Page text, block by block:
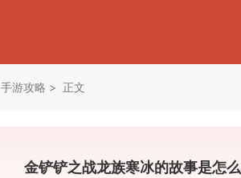
手游攻略 正文
金铲铲之战龙族寒冰的故事是怎